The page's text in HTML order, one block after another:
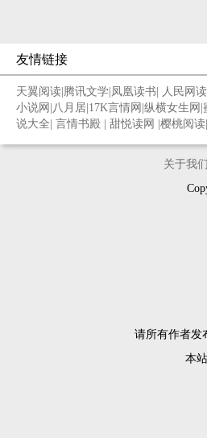
友情链接
天翼阅读 腾讯文学 凤凰读书 人民网
小说网 八月居 17K言情网 纵横女生网
说大全 言情书殿 甜悦读网 樱桃阅读
关于我们
请所有作者发
本